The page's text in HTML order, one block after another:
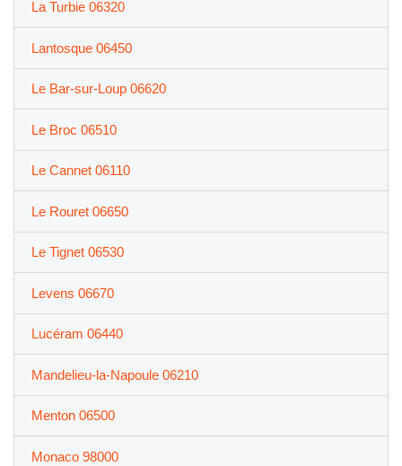
La Turbie 06320
Lantosque 06450
Le Bar-sur-Loup 06620
Le Broc 06510
Le Cannet 06110
Le Rouret 06650
Le Tignet 06530
Levens 06670
Lucéram 06440
Mandelieu-la-Napoule 06210
Menton 06500
Monaco 98000